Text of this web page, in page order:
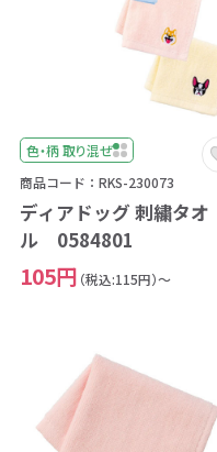
色・柄 取り混ぜ
商品コード：RKS-230073
ディアドッグ 刺繍タオ
ル 0584801
105円 （税込:115円）～